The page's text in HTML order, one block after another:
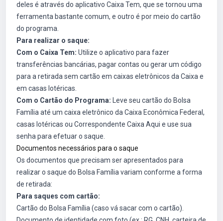
deles é através do aplicativo Caixa Tem, que se tornou uma
ferramenta bastante comum, e outro é por meio do cartão
do programa.
Para realizar o saque:
Com o Caixa Tem: Utilize o aplicativo para fazer
transferências bancárias, pagar contas ou gerar um código
para a retirada sem cartão em caixas eletrônicos da Caixa e
em casas lotéricas.
Com o Cartão do Programa: Leve seu cartão do Bolsa
Família até um caixa eletrônico da Caixa Econômica Federal,
casas lotéricas ou Correspondente Caixa Aqui e use sua
senha para efetuar o saque.
Documentos necessários para o saque
Os documentos que precisam ser apresentados para
realizar o saque do Bolsa Família variam conforme a forma
de retirada:
Para saques com cartão:
Cartão do Bolsa Família (caso vá sacar com o cartão).